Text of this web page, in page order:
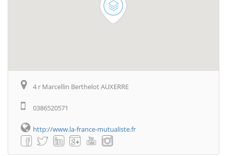
4 r Marcellin Berthelot AUXERRE
0386520571
http://www.la-france-mutualiste.fr